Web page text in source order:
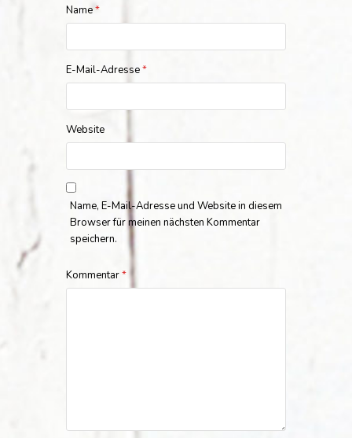
Name*
E-Mail-Adresse*
Website
Name, E-Mail-Adresse und Website in diesem
Browser für meinen nächsten Kommentar
speichern.
Kommentar*